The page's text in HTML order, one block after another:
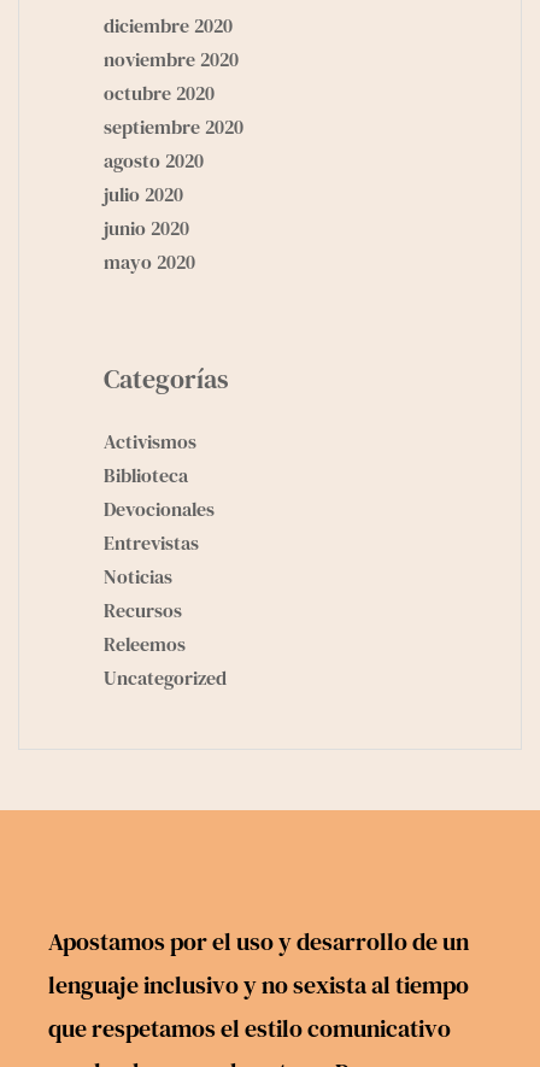
diciembre 2020
noviembre 2020
octubre 2020
septiembre 2020
agosto 2020
julio 2020
junio 2020
mayo 2020
Categorías
Activismos
Biblioteca
Devocionales
Entrevistas
Noticias
Recursos
Releemos
Uncategorized
Apostamos por el uso y desarrollo de un
lenguaje inclusivo y no sexista al tiempo
que respetamos el estilo comunicativo